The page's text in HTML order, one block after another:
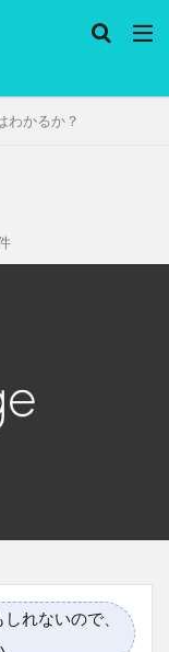
わかるか？
れないので、
脱水シート